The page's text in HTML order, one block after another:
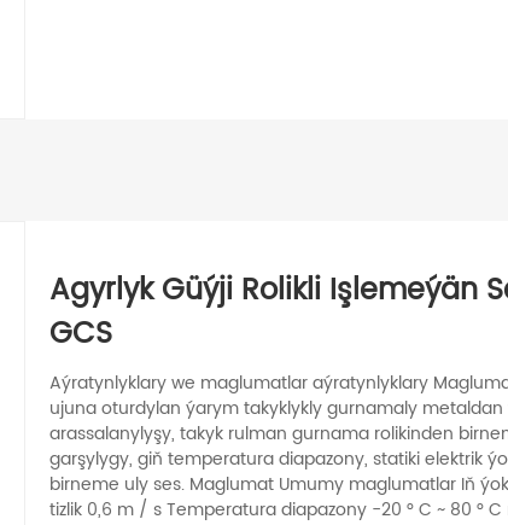
Agyrlyk Güýji Rolikli Işlemeýän
GCS
Aýratynlyklary we maglumatlar aýratynlyklary
ujuna oturdylan ýarym takyklykly gurnamaly metaldan
arassalanylyşy, takyk rulman gurnama rolikinden
garşylygy, giň temperatura diapazony, statiki elektrik
birneme uly ses. Maglumat Umumy maglumatlar Iň
tizlik 0,6 m / s Temperatura diapazony -20 ° C ~ 80 ° C